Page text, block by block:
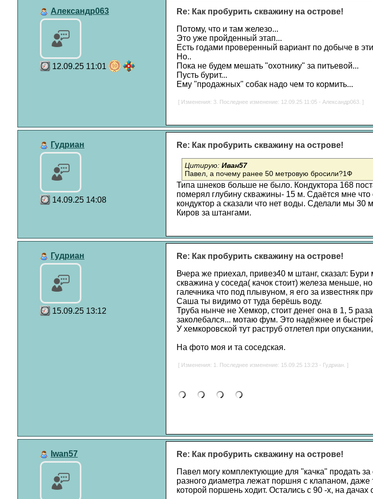
Александр063
12.09.25 11:01
Re: Как пробурить скважину на острове!
Потому, что и там железо...
Это уже пройденный этап...
Есть годами проверенный вариант по добыче в
Но..
Пока не будем мешать "охотнику" за питьевой...
Пусть бурит...
Ему "продажных" собак надо чем то кормить...
[ Изменения: 3. Последнее изменение: 12.09.25 11:05 - Александр063. ]
Гудриан
14.09.25 14:08
Re: Как пробурить скважину на острове!
Цитирую: Иван57
Павел, а почему ранее 50 метровую бросили?1Ф
Типа шнеков больше не было. Кондуктора 168
померял глубину скважины- 15 м. Сдаётся мне что
кондуктор а сказали что нет воды. Сделали мы 30
Киров за штангами.
Гудриан
15.09.25 13:12
Re: Как пробурить скважину на острове!
Вчера же приехал, привез40 м штанг, сказал:
скважина у соседа( качок стоит) железа меньше,
галечника что под плывуном, я его за известняк
Саша ты видимо от туда берёшь воду.
Труба нынче не Хемкор, стоит денег она в 1, 5
заколебался... мотаю фум. Это надёжнее и
У хемкоровской тут раструб отлетел при
На фото моя и та соседская.
[ Изменения: 1. Последнее изменение: 15.09.25 13:23 - Гудриан. ]
Iwan57
Re: Как пробурить скважину на острове!
Павел могу комплектующие для "качка" продать
разного диаметра лежат поршня с клапаном, даже
которой поршень ходит. Остались с 90 -х, на дачах